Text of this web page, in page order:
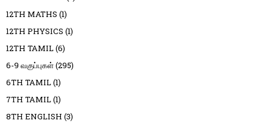
12TH MATHS (1)
12TH PHYSICS (1)
12TH TAMIL(6)
6-9 வகுப்புகள்(295)
6TH TAMIL(1)
7TH TAMIL(1)
8TH ENGLISH (3)